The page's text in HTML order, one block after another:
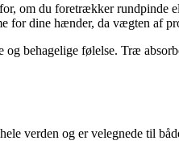
om du foretrækker rundpinde
for dine hænder, da vægten af
behagelige følelse. Træ
verden og er velegnede til